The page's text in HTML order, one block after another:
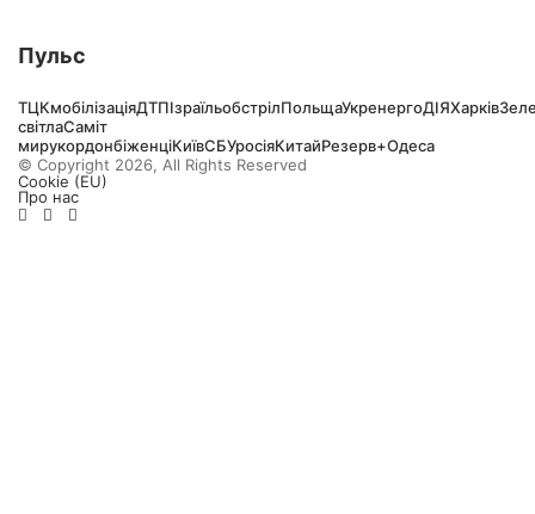
Пульс
ТЦКмобілізаціяДТПІзраїльобстрілПольщаУкренергоДІЯХарків
світлаСаміт
мирукордонбіженціКиївСБУросіяКитайРезерв+Одеса
© Copyright 2026, All Rights Reserved
Cookie (EU)
Про нас